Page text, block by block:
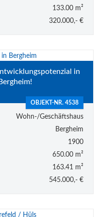
133.00 m²
320.000,- €
in
OBJEKT-NR. 4538
Wohn-/Geschäftshaus
Bergheim
1900
650.00 m²
163.41 m²
545.000,- €